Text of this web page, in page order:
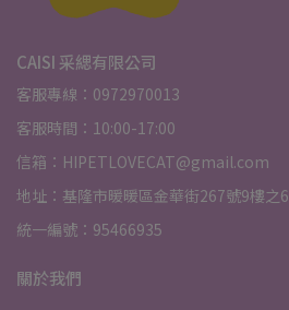
CAISI 采緦有限公司
客服專線：0972970013
客服時間：10:00-17:00
信箱：HIPETLOVECAT@gmail.com
地址：基隆市暖暖區金華街267號9樓之6
統一編號：95466935
關於我們